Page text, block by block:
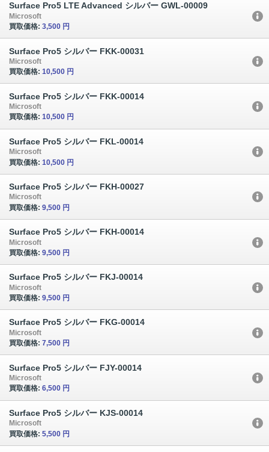
Surface Pro5 LTE Advanced シルバー GWL-00009
Microsoft
買取価格: 3,500 円
Surface Pro5 シルバー FKK-00031
Microsoft
買取価格: 10,500 円
Surface Pro5 シルバー FKK-00014
Microsoft
買取価格: 10,500 円
Surface Pro5 シルバー FKL-00014
Microsoft
買取価格: 10,500 円
Surface Pro5 シルバー FKH-00027
Microsoft
買取価格: 9,500 円
Surface Pro5 シルバー FKH-00014
Microsoft
買取価格: 9,500 円
Surface Pro5 シルバー FKJ-00014
Microsoft
買取価格: 9,500 円
Surface Pro5 シルバー FKG-00014
Microsoft
買取価格: 7,500 円
Surface Pro5 シルバー FJY-00014
Microsoft
買取価格: 6,500 円
Surface Pro5 シルバー KJS-00014
Microsoft
買取価格: 5,500 円